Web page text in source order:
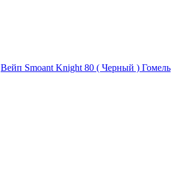
Вейп Smoant Knight 80 ( Черный ) Гомель